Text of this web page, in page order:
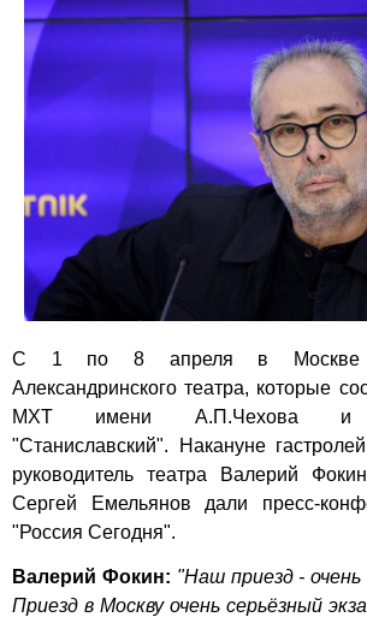
С 1 по 8 апреля в Москве
Александринского театра, которые
МХТ имени А.П.Чехова и
"Станиславский". Накануне
руководитель театра Валерий
Сергей Емельянов дали пресс-
"Россия Сегодня".
Валерий Фокин: "Наш приезд -
Приезд в Москву очень серьёзный